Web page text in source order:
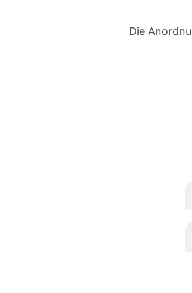
Die